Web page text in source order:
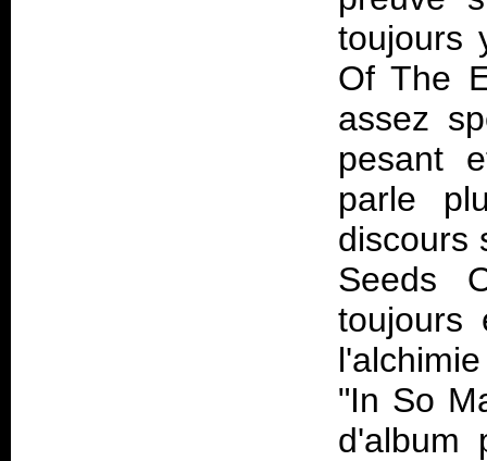
toujours
Of The
assez
pesant
parle
discours
Seeds
toujours
"In So
d'album